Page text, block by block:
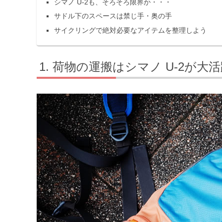
シマノ U-2も、そろそろ限界か・・・
サドル下のスペースは禁じ手・奥の手
サイクリングで絶対必要なアイテムを整理しよう
荷物の運搬はシマノ U-2が大